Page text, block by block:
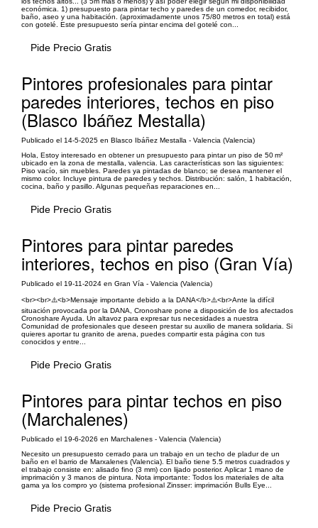
económica. 1) presupuesto para pintar techo y paredes de un comedor, recibidor,
baño, aseo y una habitación. (aproximadamente unos 75/80 metros en total) está
con gotelé. Este presupuesto sería pintar encima del gotelé con...
Pide Precio Gratis
Pintores profesionales para pintar
paredes interiores, techos en piso
(Blasco Ibáñez Mestalla)
Publicado el 14-5-2025 en Blasco Ibáñez Mestalla - Valencia (Valencia)
Hola, Estoy interesado en obtener un presupuesto para pintar un piso de 50 m²
ubicado en la zona de mestalla, valencia. Las características son las siguientes:
Piso vacío, sin muebles. Paredes ya pintadas de blanco; se desea mantener el
mismo color. Incluye pintura de paredes y techos. Distribución: salón, 1 habitación,
cocina, baño y pasillo. Algunas pequeñas reparaciones en...
Pide Precio Gratis
Pintores para pintar paredes
interiores, techos en piso (Gran Vía)
Publicado el 19-11-2024 en Gran Vía - Valencia (Valencia)
<br><br>⚠️<b>Mensaje importante debido a la DANA</b>⚠️<br>Ante la difícil
situación provocada por la DANA, Cronoshare pone a disposición de los afectados
Cronoshare Ayuda. Un altavoz para expresar tus necesidades a nuestra
Comunidad de profesionales que deseen prestar su auxilio de manera solidaria. Si
quieres aportar tu granito de arena, puedes compartir esta página con tus
conocidos y entre...
Pide Precio Gratis
Pintores para pintar techos en piso
(Marchalenes)
Publicado el 19-6-2026 en Marchalenes - Valencia (Valencia)
Necesito un presupuesto cerrado para un trabajo en un techo de pladur de un
baño en el barrio de Marxalenes (Valencia). El baño tiene 5.5 metros cuadrados y
el trabajo consiste en: alisado fino (3 mm) con lijado posterior. Aplicar 1 mano de
imprimación y 3 manos de pintura. Nota importante: Todos los materiales de alta
gama ya los compro yo (sistema profesional Zinsser: imprimación Bulls Eye...
Pide Precio Gratis